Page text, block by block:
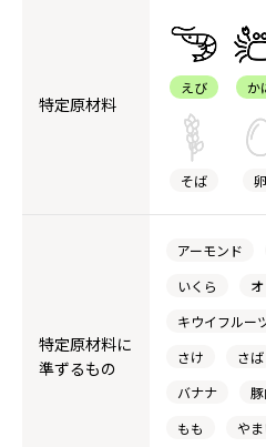
特定原材料
えび か
そば 卵
特定原材料に
準ずるもの
アーモンド
いくら
キウイフルー
さけ
さば
バナナ
もも
や